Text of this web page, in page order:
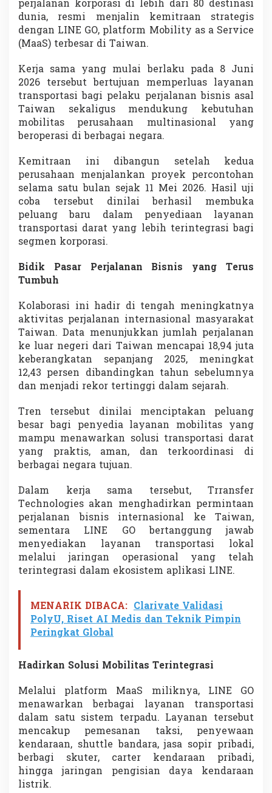
e
r
m
u
a
h
T
r
a
p
r
t
a
s
i
s
o
b
a
l
T
a
i
w
a
perjalanan korporasi di lebih dari 80 destinasi
dunia, resmi menjalin kemitraan strategis
dengan LINE GO, platform Mobility as a Service
(MaaS) terbesar di Taiwan.
Kerja sama yang mulai berlaku pada 8 Juni
2026 tersebut bertujuan memperluas layanan
transportasi bagi pelaku perjalanan bisnis asal
Taiwan sekaligus mendukung kebutuhan
mobilitas perusahaan multinasional yang
beroperasi di berbagai negara.
Kemitraan ini dibangun setelah kedua
perusahaan menjalankan proyek percontohan
selama satu bulan sejak 11 Mei 2026. Hasil uji
coba tersebut dinilai berhasil membuka
peluang baru dalam penyediaan layanan
transportasi darat yang lebih terintegrasi bagi
segmen korporasi.
Bidik Pasar Perjalanan Bisnis yang Terus
Tumbuh
Kolaborasi ini hadir di tengah meningkatnya
aktivitas perjalanan internasional masyarakat
Taiwan. Data menunjukkan jumlah perjalanan
ke luar negeri dari Taiwan mencapai 18,94 juta
keberangkatan sepanjang 2025, meningkat
12,43 persen dibandingkan tahun sebelumnya
dan menjadi rekor tertinggi dalam sejarah.
Tren tersebut dinilai menciptakan peluang
besar bagi penyedia layanan mobilitas yang
mampu menawarkan solusi transportasi darat
yang praktis, aman, dan terkoordinasi di
berbagai negara tujuan.
Dalam kerja sama tersebut, Trransfer
Technologies akan menghadirkan permintaan
perjalanan bisnis internasional ke Taiwan,
sementara LINE GO bertanggung jawab
menyediakan layanan transportasi lokal
melalui jaringan operasional yang telah
terintegrasi dalam ekosistem aplikasi LINE.
MENARIK DIBACA: Clarivate Validasi
PolyU, Riset AI Medis dan Teknik Pimpin
Peringkat Global
Hadirkan Solusi Mobilitas Terintegrasi
Melalui platform MaaS miliknya, LINE GO
menawarkan berbagai layanan transportasi
dalam satu sistem terpadu. Layanan tersebut
mencakup pemesanan taksi, penyewaan
kendaraan, shuttle bandara, jasa sopir pribadi,
berbagi skuter, carter kendaraan pribadi,
hingga jaringan pengisian daya kendaraan
listrik.